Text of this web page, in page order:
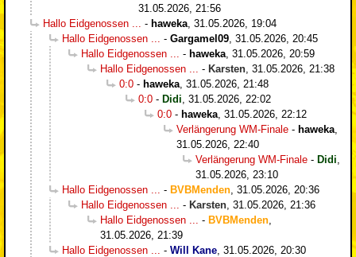
31.05.2026, 21:56
Hallo Eidgenossen ...
- haweka 31.05.2026, 19:04
Hallo Eidgenossen ...
- Gargamel09 31.05.2026, 20:45
Hallo Eidgenossen ...
- haweka 31.05.2026, 20:59
Hallo Eidgenossen ...
- Karsten 31.05.2026, 21:38
0:0 - haweka 31.05.2026, 21:48
0:0 - Didi 31.05.2026, 22:02
0:0 - haweka 31.05.2026, 22:12
Verlängerung WM-Finale - haweka
31.05.2026, 22:40
Verlängerung WM-Finale - Didi
31.05.2026, 23:10
Hallo Eidgenossen ...
- BVBMenden 31.05.2026, 20:36
Hallo Eidgenossen ...
- Karsten 31.05.2026, 21:36
Hallo Eidgenossen ...
- BVBMenden
31.05.2026, 21:39
Hallo Eidgenossen ...
- Will Kane 31.05.2026, 20:30